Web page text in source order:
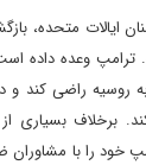
ایالات متحده،
وعده داده
روسیه راضی کند و
برخلاف بسیاری
خود را با مشاوران